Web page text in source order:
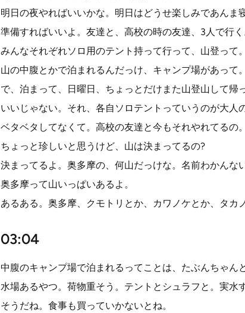
明日の夜やればいいかな。明日はどうせ楽しみであんま
準備すればいいよ。友達と、高校の時の友達、3人で行く
みんなそれぞれソロ用のテント持って行って、山登って。
山の中腹とかで泊まれるんだっけ、キャンプ場があって。
で、泊まって、日曜日、ちょっとだけまた山登山して帰
いいじゃない。それ、各自ソロテントっていうのが大人
ベタベタしてなくて。高校の友達と今もそれやれてるの。
ちょっと珍しいと思うけど、山は決まってるの?
決まってるよ。奥多摩の、何山だっけな。名前わかんな
奥多摩って山いっぱいあるよ。
あるある。奥多摩、クモトリとか、カワノケとか、タカ
03:04
中腹のキャンプ場で泊まれるってことは、たぶんちゃん
水場あるやつ。荷物重そう。テントとシュラフと。実水
そうだね。食事も買っていかないとね。